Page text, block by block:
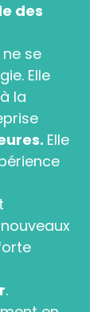
des
se
Elle
la
Elle
.